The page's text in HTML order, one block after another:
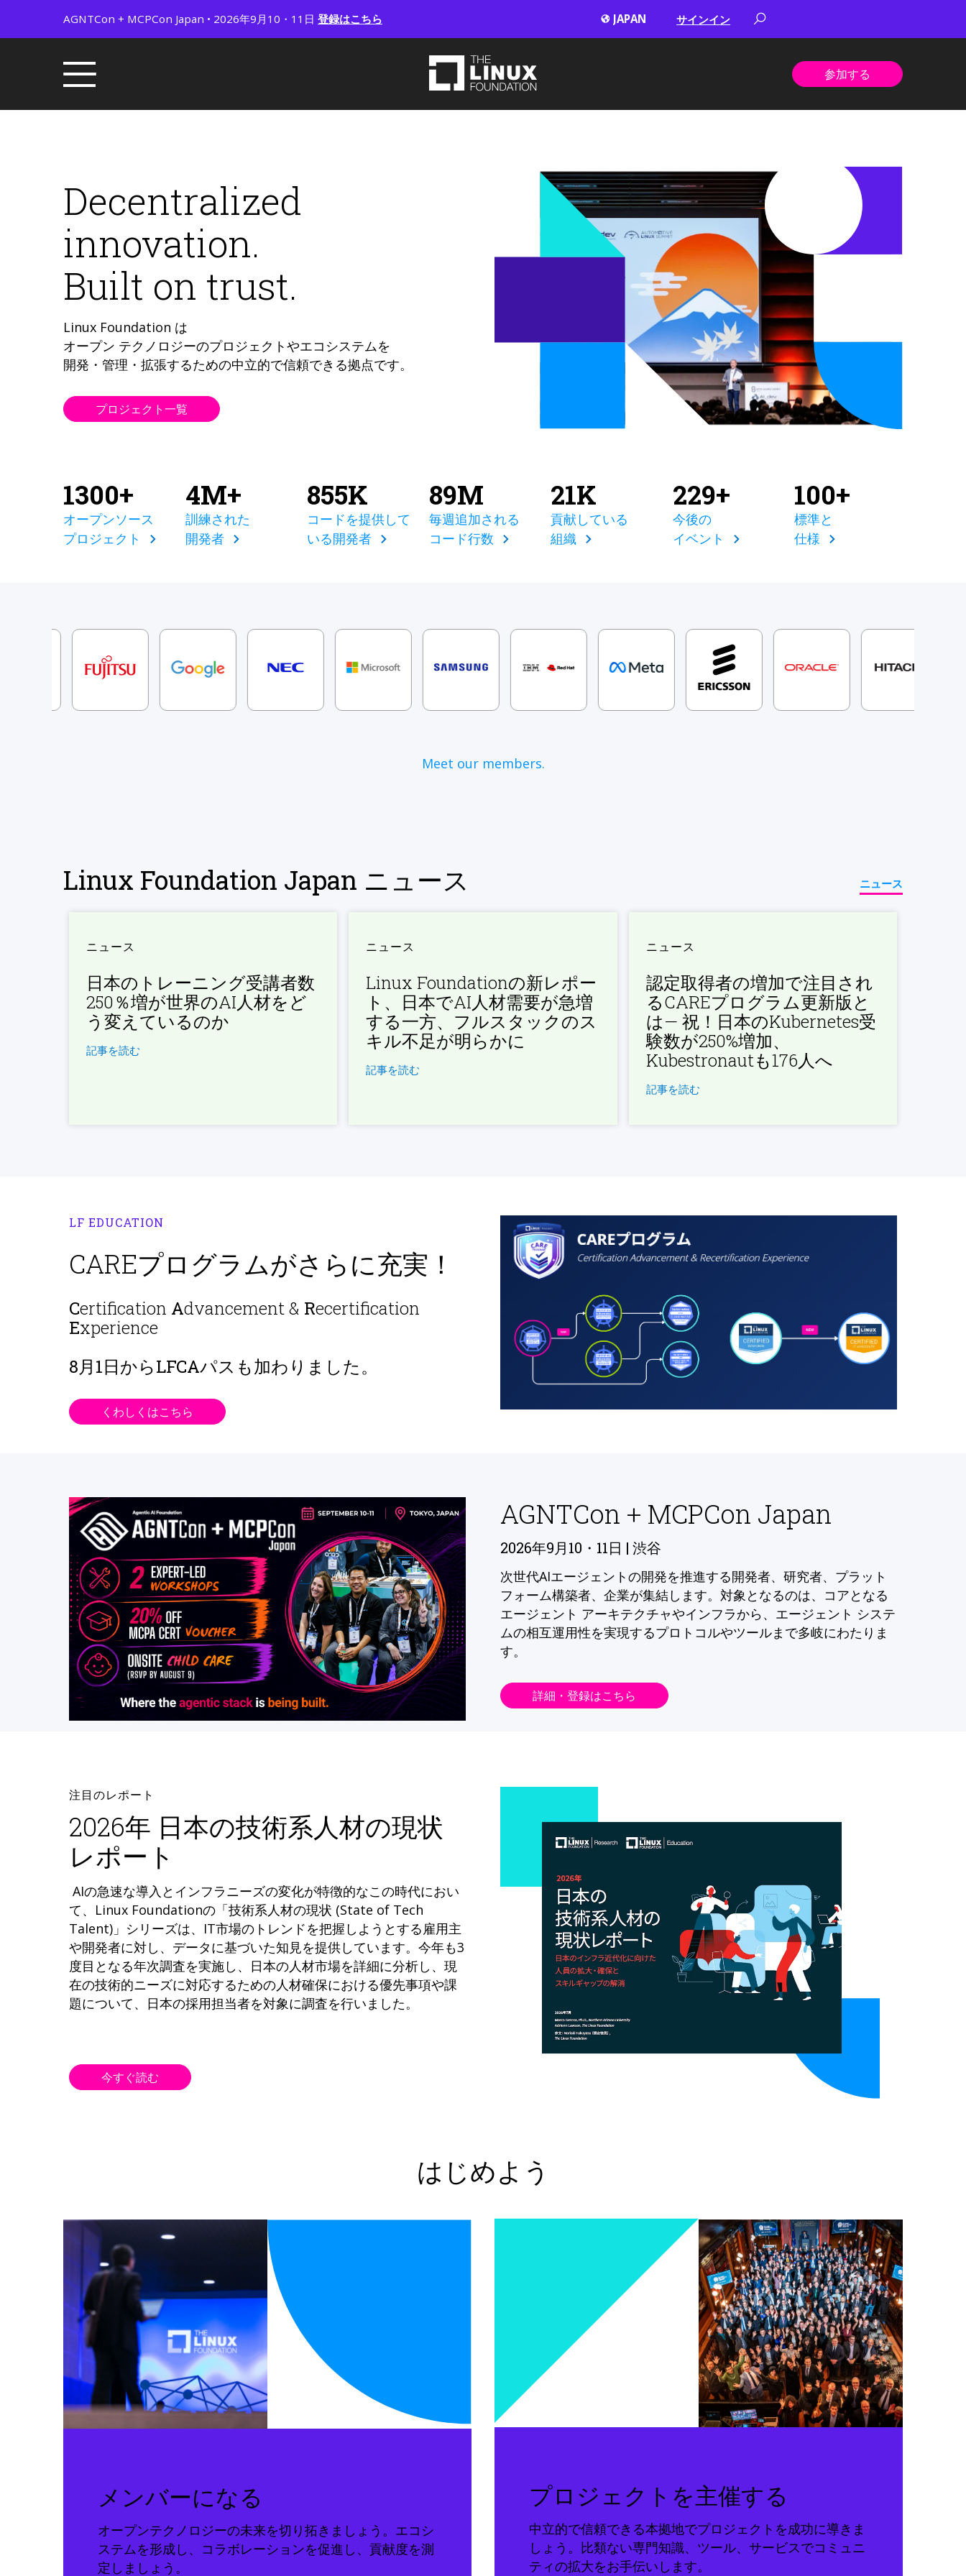
AGNTCon + MCPCon Japan • 2026年9月10・11日 登録はこちら サインイン
参加する
Decentralized
innovation.
Built on trust.
Linux Foundation は
オープン テクノロジーのプロジェクトやエコシステムを
開発・管理・拡張するための中立的で信頼できる拠点です。
プロジェクト一覧
1300+
オープンソース
プロジェクト
4M+
訓練された
開発者
855K
コードを提供して
いる開発者
89M
毎週追加される
コード行数
21K
貢献している
組織
229+
今後の
イベント
100+
標準と
仕様
Meet our members.
Linux Foundation Japan ニュース ニュース
ニュース
日本のトレーニング受講者数
250％増が世界のAI人材をど
う変えているのか
記事を読む
ニュース
Linux Foundationの新レポー
ト、日本でAI人材需要が急増
する一方、フルスタックのス
キル不足が明らかに
記事を読む
ニュース
認定取得者の増加で注目され
るCAREプログラム更新版と
は— 祝！日本のKubernetes受
験数が250%増加、
Kubestronautも176人へ
記事を読む
LF EDUCATION
CAREプログラムがさらに充実！
Certification Advancement & Recertification
Experience
8月1日からLFCAパスも加わりました。
くわしくはこちら
AGNTCon + MCPCon Japan
2026年9月10・11日 | 渋谷
次世代AIエージェントの開発を推進する開発者、研究者、プラット
フォーム構築者、企業が集結します。対象となるのは、コアとなる
エージェント アーキテクチャやインフラから、エージェント システ
ムの相互運用性を実現するプロトコルやツールまで多岐にわたりま
す。
詳細・登録はこちら
注目のレポート
2026年 日本の技術系人材の現状
レポート
AIの急速な導入とインフラニーズの変化が特徴的なこの時代におい
て、Linux Foundationの「技術系人材の現状 (State of Tech
Talent)」シリーズは、IT市場のトレンドを把握しようとする雇用主
や開発者に対し、データに基づいた知見を提供しています。今年も3
度目となる年次調査を実施し、日本の人材市場を詳細に分析し、現
在の技術的ニーズに対応するための人材確保における優先事項や課
題について、日本の採用担当者を対象に調査を行いました。
今すぐ読む
はじめよう
メンバーになる
オープンテクノロジーの未来を切り拓きましょう。エコシ
ステムを形成し、コラボレーションを促進し、貢献度を測
定しましょう。
プロジェクトを主催する
中立的で信頼できる本拠地でプロジェクトを成功に導きま
しょう。比類ない専門知識、ツール、サービスでコミュニ
ティの拡大をお手伝いします。